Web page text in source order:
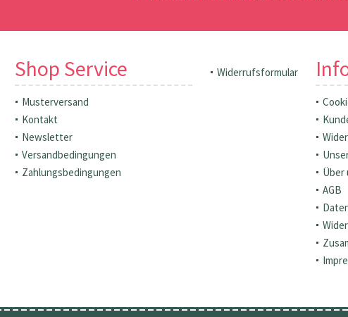
Shop Service
Musterversand
Kontakt
Newsletter
Versandbedingungen
Zahlungsbedingungen
Widerrufsformular
Über
AGB